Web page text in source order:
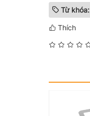
Từ khóa:
Thích